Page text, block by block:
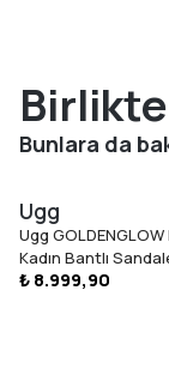
Günlük kullanım
Lacivert renk
40–44 beden
Bunlara da
Ugg
Ugg GOLDENGLOW
Kadın Bantlı
₺ 8.999,90